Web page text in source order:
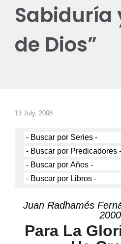
Sabiduría
de Dios”
13 July, 2008
Juan Radhamés
2000
Para La